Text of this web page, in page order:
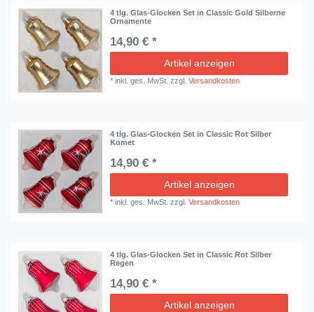
4 tlg. Glas-Glocken Set in Classic Gold Silberne
Ornamente
14,90 € *
Artikel anzeigen
*inkl. ges. MwSt. zzgl.Versandkosten
4 tlg. Glas-Glocken Set in Classic Rot Silber
Komet
14,90 € *
Artikel anzeigen
*inkl. ges. MwSt. zzgl.Versandkosten
4 tlg. Glas-Glocken Set in Classic Rot Silber
Regen
14,90 € *
Artikel anzeigen